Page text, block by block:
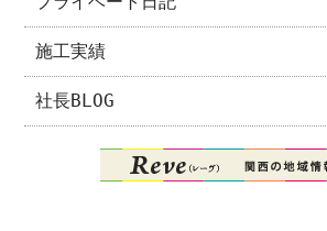
施工実績
社長BLOG